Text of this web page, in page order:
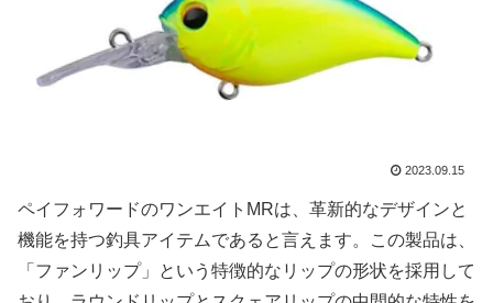
2023.09.15
ペイフォワードのワンエイトMRは、革新的なデザインと
機能を持つ釣具アイテムであると言えます。この製品は、
「ファンリップ」という特徴的なリップの形状を採用して